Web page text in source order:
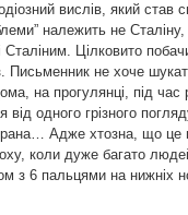
вислів, який
належить не
Сталіним. Цілковито
Письменник не хоче
на прогулянці, під час
одного грізного
Адже хтозна, що
коли дуже багато
з 6 пальцями на нижніх